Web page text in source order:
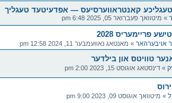
קאנטראווערסיעס — אפדעיטעד טעגליך
» מיטוואך פעברואר 05, 2025 6:48 pm
פריימעריס 2028
אויבערהאר » מאנטאג נאוועמבער 11, 2024 12:58 pm
טוויטס און בילדער
» דינסטאג אוגוסט 15, 2023 2:00 pm
» מיטוואך אוגוסט 09, 2023 9:00 pm